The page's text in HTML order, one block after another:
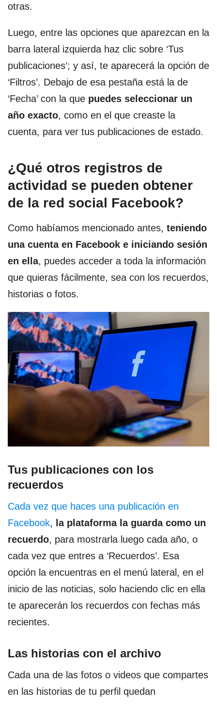
otras.
Luego, entre las opciones que aparezcan en la
barra lateral izquierda haz clic sobre ‘Tus
publicaciones’; y así, te aparecerá la opción de
‘Filtros’. Debajo de esa pestaña está la de
‘Fecha’ con la que puedes seleccionar un
año exacto, como en el que creaste la
cuenta, para ver tus publicaciones de estado.
¿Qué otros registros de
actividad se pueden obtener
de la red social Facebook?
Como habíamos mencionado antes, teniendo
una cuenta en Facebook e iniciando sesión
en ella, puedes acceder a toda la información
que quieras fácilmente, sea con los recuerdos,
historias o fotos.
Tus publicaciones con los
recuerdos
Cada vez que haces una publicación en
Facebook,
la plataforma la guarda como un
recuerdo, para mostrarla luego cada año, o
cada vez que entres a ‘Recuerdos’. Esa
opción la encuentras en el menú lateral, en el
inicio de las noticias, solo haciendo clic en ella
te aparecerán los recuerdos con fechas más
recientes.
Las historias con el archivo
Cada una de las fotos o videos que compartes
en las historias de tu perfil quedan